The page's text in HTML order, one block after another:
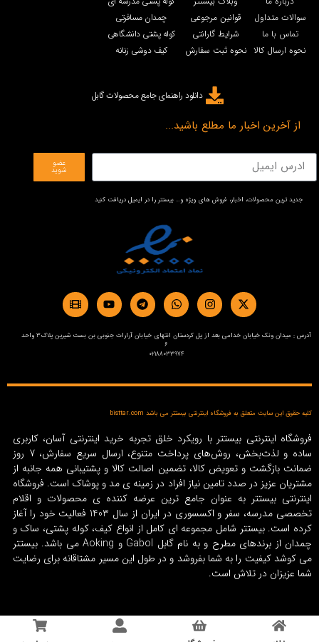
سوالات متداول
تماس با ما
نحوه ارسال کالا
قوانین مرجوعی
شرایط گارانتی
نحوه ثبت سفارش
چمدان مسافرتی
کوله پشتی دانشگاهی
کیف دوشی زنانه
دانلود راهنمای جامع محصولات گابل
از آخرین اخبار ما مطلع باشید...
عضو
شوید
جدید ترین محصولات، اخبار، فروش های ویژه و… بیستتر را در ایمیل دریافت کنید
آدرس : میدان ونک خیابان خدامی بعد از پل کردستان انتهای خیابان آرارات جنوبی بن بست شیرین پلاک3 واحد
6
02188033974
کلیه حقوق این سایت متعلق به فروشگاه اینترنتی بیستتر می باشد bisttar.com
فروشگاه اینترنتی بیستتر با رویکرد خلق تجربه خرید اینترنتی آسان، کاربری
ساده و لذت‌بخش، روش‌های پرداخت متنوع، ارسال سریع سفارش، 7 روز
ضمانت بازگشت و تعویض کالا، تضمین اصالت کالا و پشتیبانی همه جانبه از
مشتریان عزیز در صدد تامین نیاز افراد در زمینه‌ ی مد و پوشاک است. فروشگاه
اینترنتی بیستتر به عنوان جامع ترین عرضه کننده ی محصولات و اقلام
تخصصی مدرسه، سفر و اکسسوری در ایران از سال 1403 فعالیت خود را آغاز
کرده است. بیستتر شامل مجموعه ای کامل از انواع کیف، کوله پشتی، ساک و
چمدان از برندهای مطرح و به نام گابل Gabol و Aoking می باشد. بیستتر
می کوشد کیفیت را به شما بفروشد و در طول این مسیر مشتاقانه برای رضایت
شما عزیزان در تلاش است.